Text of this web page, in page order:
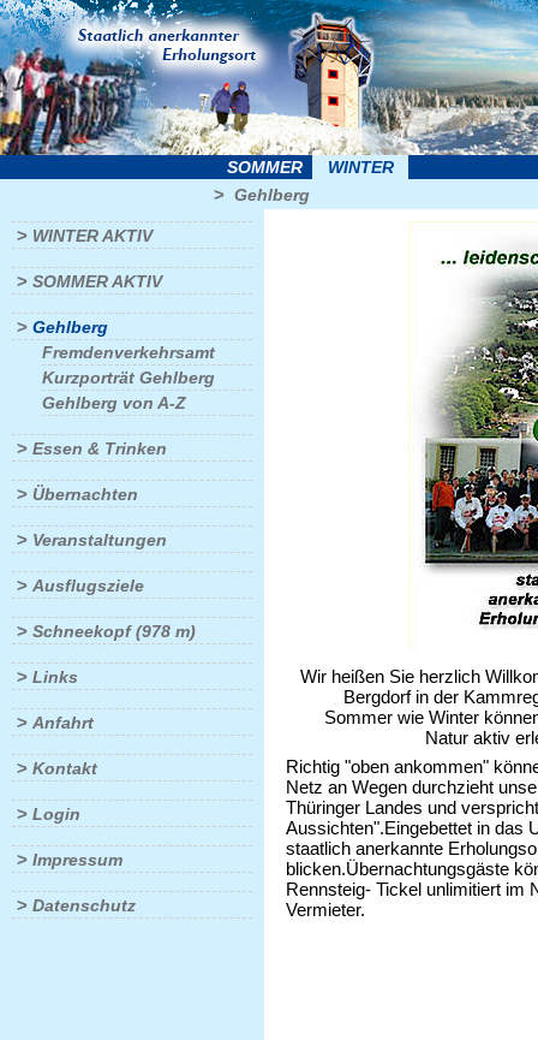
SOMMER WINTER
> Gehlberg
> WINTER AKTIV
> SOMMER AKTIV
> Gehlberg
Fremdenverkehrsamt
Kurzporträt Gehlberg
Gehlberg von A-Z
> Essen & Trinken
> Übernachten
> Veranstaltungen
> Ausflugsziele
> Schneekopf (978 m)
> Links
> Anfahrt
> Kontakt
> Login
> Impressum
> Datenschutz
Wir heißen Sie herzlich
Bergdorf in der
Sommer wie Winter können
Natur aktiv erleben
Richtig "oben ankommen"
Netz an Wegen durchzieht
Thüringer Landes und
Aussichten".Eingebettet in das
staatlich anerkannte
blicken.Übernachtungsgäste
Rennsteig- Tickel unlimitiert im
Vermieter.